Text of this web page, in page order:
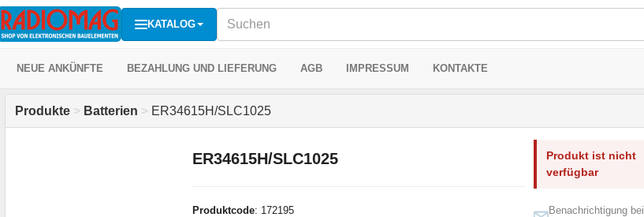
KATALOG
NEUE ANKÜNFTE BEZAHLUNG UND LIEFERUNG AGB IMPRESSUM KONTAKTE
Produkte > Batterien > ER34615H/SLC1025
ER34615H/SLC1025
Produktcode: 172195
Produkt ist nicht
verfügbar
Benachrichtigung bei